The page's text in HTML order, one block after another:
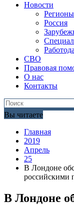
Новости
Регионы
Россия
СВО
Правовая
О нас
Контакты
Вы читаете
Главная
2019
Апрель
25
В Лондоне
российскими
В Лондоне